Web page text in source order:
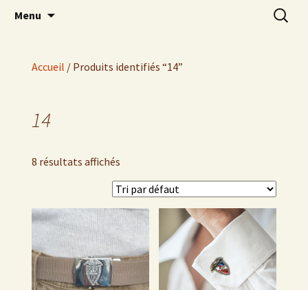
Amicale 14
Brave 14
Menu
Accueil / Produits identifiés “14”
14
8 résultats affichés